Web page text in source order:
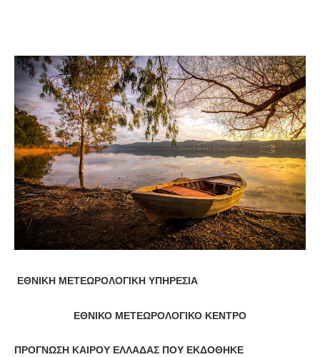
ΕΘΝΙΚΗ ΜΕΤΕΩΡΟΛΟΓΙΚΗ ΥΠΗΡΕΣΙΑ
ΕΘΝΙΚΟ ΜΕΤΕΩΡΟΛΟΓΙΚΟ ΚΕΝΤΡΟ
ΠΡΟΓΝΩΣΗ ΚΑΙΡΟΥ ΕΛΛΑΔΑΣ ΠΟΥ ΕΚΔΟΘΗΚΕ